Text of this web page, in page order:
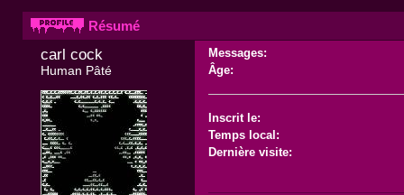
Résumé
carl cock
Human Pâté
Messages:
Âge:
Inscrit le:
Temps local:
Dernière visite: